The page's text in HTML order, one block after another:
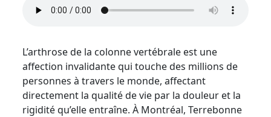
L’arthrose de la colonne vertébrale est une
affection invalidante qui touche des millions de
personnes à travers le monde, affectant
directement la qualité de vie par la douleur et la
rigidité qu’elle entraîne. À Montréal, Terrebonne